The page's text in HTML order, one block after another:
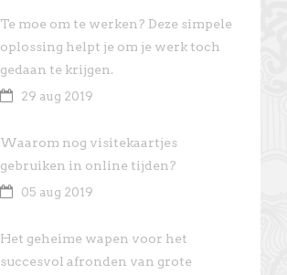
Te moe om te werken? Deze simpele
oplossing helpt je om je werk toch
gedaan te krijgen.
29 aug 2019
Waarom nog visitekaartjes
gebruiken in online tijden?
05 aug 2019
Het geheime wapen voor het
succesvol afronden van grote